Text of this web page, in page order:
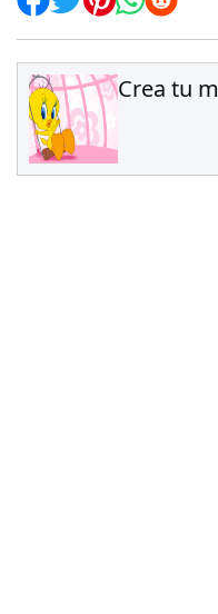
Crea tu